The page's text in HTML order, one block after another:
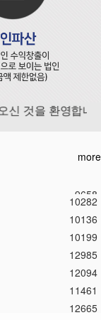
것을 환영합니다.
more
10282